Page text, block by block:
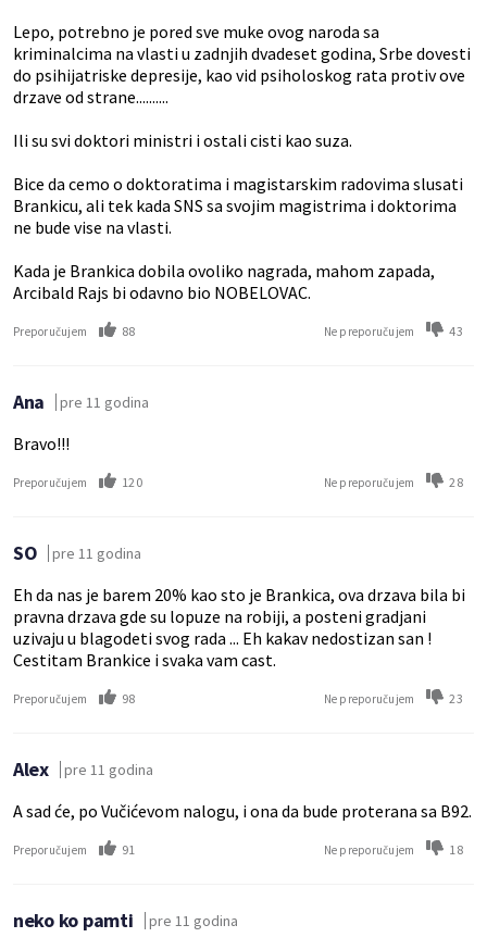
Lepo, potrebno je pored sve muke ovog naroda sa
kriminalcima na vlasti u zadnjih dvadeset godina, Srbe dovesti
do psihijatriske depresije, kao vid psiholoskog rata protiv ove
drzave od strane..........
Ili su svi doktori ministri i ostali cisti kao suza.
Bice da cemo o doktoratima i magistarskim radovima slusati
Brankicu, ali tek kada SNS sa svojim magistrima i doktorima
ne bude vise na vlasti.
Kada je Brankica dobila ovoliko nagrada, mahom zapada,
Arcibald Rajs bi odavno bio NOBELOVAC.
Preporučujem 88 Ne preporučujem 43
Ana pre 11 godina
Bravo!!!
Preporučujem 120 Ne preporučujem 28
SO pre 11 godina
Eh da nas je barem 20% kao sto je Brankica, ova drzava bila bi
pravna drzava gde su lopuze na robiji, a posteni gradjani
uzivaju u blagodeti svog rada ... Eh kakav nedostizan san !
Cestitam Brankice i svaka vam cast.
Preporučujem 98 Ne preporučujem 23
Alex pre 11 godina
A sad će, po Vučićevom nalogu, i ona da bude proterana sa B92.
Preporučujem 91 Ne preporučujem 18
neko ko pamti pre 11 godina